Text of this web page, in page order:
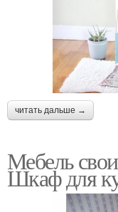
читать дальше →
Мебель
Шкаф для